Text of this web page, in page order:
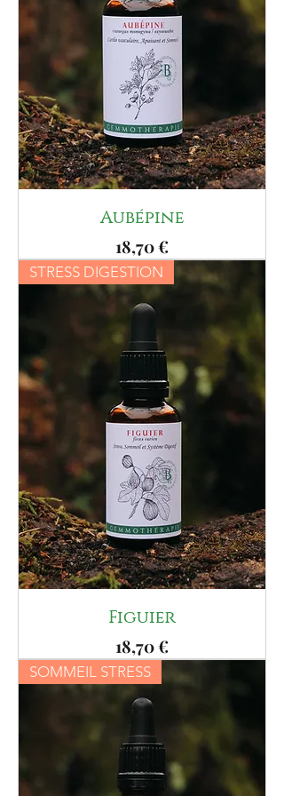
Aubépine
Prix
18,70 €
STRESS DIGESTION
Figuier
Prix
18,70 €
SOMMEIL STRESS